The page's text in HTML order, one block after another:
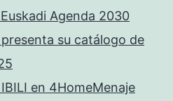
Agenda 2030
su catálogo de
en 4HomeMenaje